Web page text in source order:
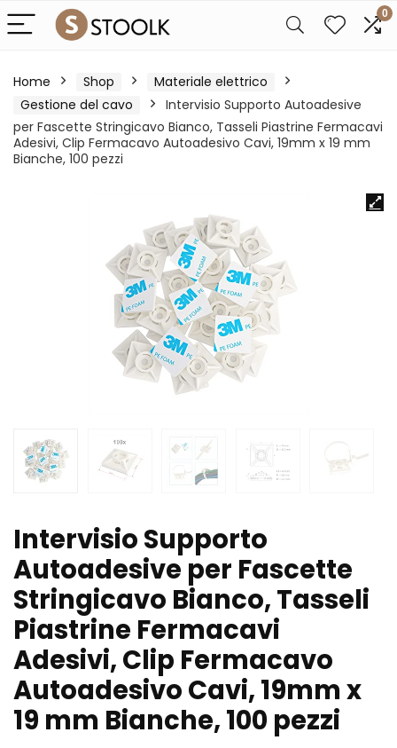
0
Home Shop
Materiale elettrico
Gestione del cavo
Intervisio Supporto Autoadesive
per Fascette Stringicavo Bianco, Tasseli Piastrine Fermacavi
Adesivi, Clip Fermacavo Autoadesivo Cavi, 19mm x 19 mm
Bianche, 100 pezzi
Intervisio Supporto
Autoadesive per Fascette
Stringicavo Bianco, Tasseli
Piastrine Fermacavi
Adesivi, Clip Fermacavo
Autoadesivo Cavi, 19mm x
19 mm Bianche, 100 pezzi